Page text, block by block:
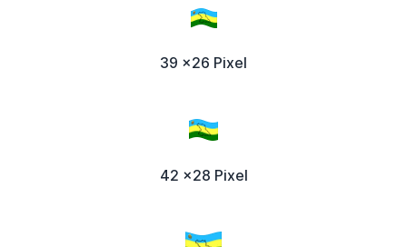
39 x26 Pixel
42 x28 Pixel